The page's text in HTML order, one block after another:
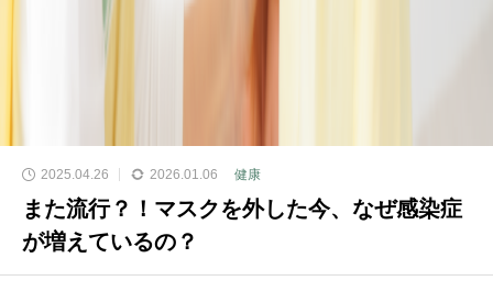
2025.04.26 2026.01.06 健康
また流行？！マスクを外した今、なぜ感染症
が増えているの？